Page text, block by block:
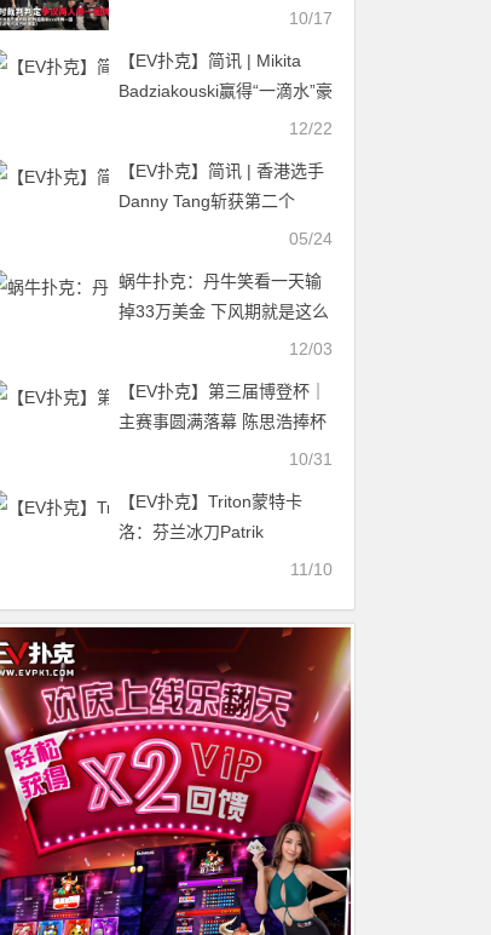
国选手用团结和理性“叫停”
10/17
【EV扑克】简讯 | Mikita
Badziakouski赢得“一滴水”豪
客赛（710万美元奖金）12/22
【EV扑克】简讯 | 香港选手
Danny Tang斩获第二个
05/24
蜗牛扑克：丹牛笑看一天输
掉33万美金 下风期就是这么
12/03
【EV扑克】第三届博登杯｜
主赛事圆满落幕 陈思浩捧杯
主赛冠军 麦锦元屈居亚军10/31
【EV扑克】Triton蒙特卡
洛：芬兰冰刀Patrik
Antonius勇夺20万邀请赛冠
11/10